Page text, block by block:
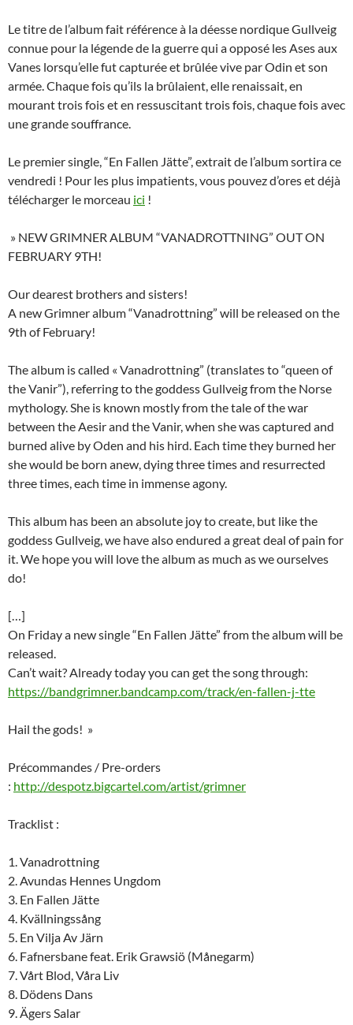
Le titre de l’album fait référence à la déesse nordique Gullveig
connue pour la légende de la guerre qui a opposé les Ases aux
Vanes lorsqu’elle fut capturée et brûlée vive par Odin et son
armée. Chaque fois qu’ils la brûlaient, elle renaissait, en
mourant trois fois et en ressuscitant trois fois, chaque fois avec
une grande souffrance.
Le premier single, “En Fallen Jätte”, extrait de l’album sortira ce
vendredi ! Pour les plus impatients, vous pouvez d’ores et déjà
télécharger le morceau ici !
» NEW GRIMNER ALBUM “VANADROTTNING” OUT ON
FEBRUARY 9TH!
Our dearest brothers and sisters!
A new Grimner album “Vanadrottning” will be released on the
9th of February!
The album is called « Vanadrottning” (translates to “queen of
the Vanir”), referring to the goddess Gullveig from the Norse
mythology. She is known mostly from the tale of the war
between the Aesir and the Vanir, when she was captured and
burned alive by Oden and his hird. Each time they burned her
she would be born anew, dying three times and resurrected
three times, each time in immense agony.
This album has been an absolute joy to create, but like the
goddess Gullveig, we have also endured a great deal of pain for
it. We hope you will love the album as much as we ourselves
do!
[…]
On Friday a new single “En Fallen Jätte” from the album will be
released.
Can’t wait? Already today you can get the song through:
https://bandgrimner.bandcamp.com/track/en-fallen-j-tte
Hail the gods! »
Précommandes / Pre-orders
: http://despotz.bigcartel.com/artist/grimner
Tracklist :
1. Vanadrottning
2. Avundas Hennes Ungdom
3. En Fallen Jätte
4. Kvällningssång
5. En Vilja Av Järn
6. Fafnersbane feat. Erik Grawsiö (Månegarm)
7. Vårt Blod, Våra Liv
8. Dödens Dans
9. Ägers Salar